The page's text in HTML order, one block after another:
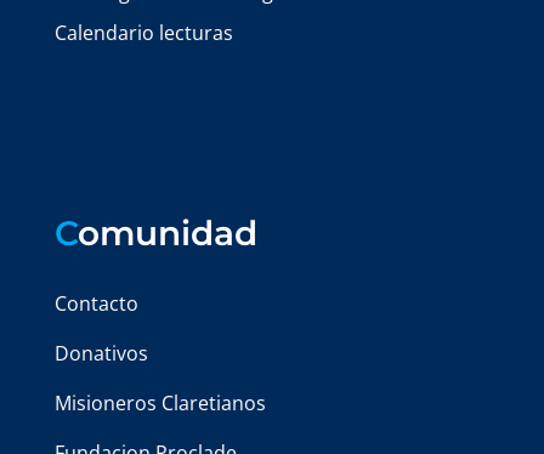
Calendario lecturas
Comunidad
Contacto
Donativos
Misioneros Claretianos